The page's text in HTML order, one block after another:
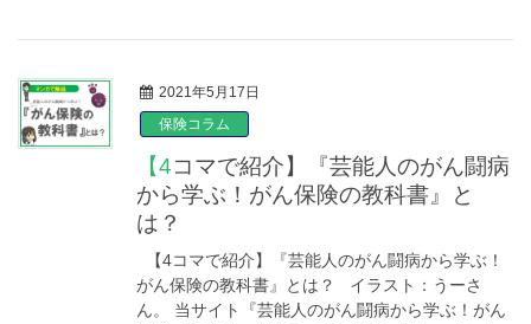
2021年5月17日
保険コラム
【4コマで紹介】『芸能人のがん闘病
から学ぶ！がん保険の教科書』と
は？
【4コマで紹介】『芸能人のがん闘病から学ぶ！
がん保険の教科書』とは？ イラスト：うーさ
ん。 当サイト『芸能人のがん闘病から学ぶ！がん